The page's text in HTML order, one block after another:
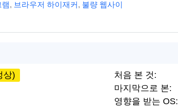
, 브라우저 하이재커 , 불량 웹사이
상)
처음 본 것:
마지막으로 본:
영향을 받는 OS: